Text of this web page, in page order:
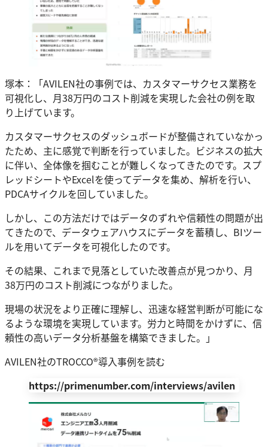
塚本：「AVILEN社の事例では、カスタマーサクセス業務を
可視化し、月38万円のコスト削減を実現した会社の例を取
り上げています。
カスタマーサクセスのダッシュボードが整備されていなかっ
たため、主に感覚で判断を行っていました。ビジネスの拡大
に伴い、全体像を掴むことが難しくなってきたのです。スプ
レッドシートやExcelを使ってデータを集め、解析を行い、
PDCAサイクルを回していました。
しかし、この方法だけではデータのずれや信頼性の問題が出
てきたので、データウェアハウスにデータを蓄積し、BIツー
ルを用いてデータを可視化したのです。
その結果、これまで見落としていた改善点が見つかり、月
38万円のコスト削減につながりました。
現場の状況をより正確に理解し、迅速な経営判断が可能にな
るような環境を実現しています。労力と時間をかけずに、信
頼性の高いデータ分析基盤を構築できました。」
AVILEN社のTROCCO®導入事例を読む
https://primenumber.com/interviews/avilen